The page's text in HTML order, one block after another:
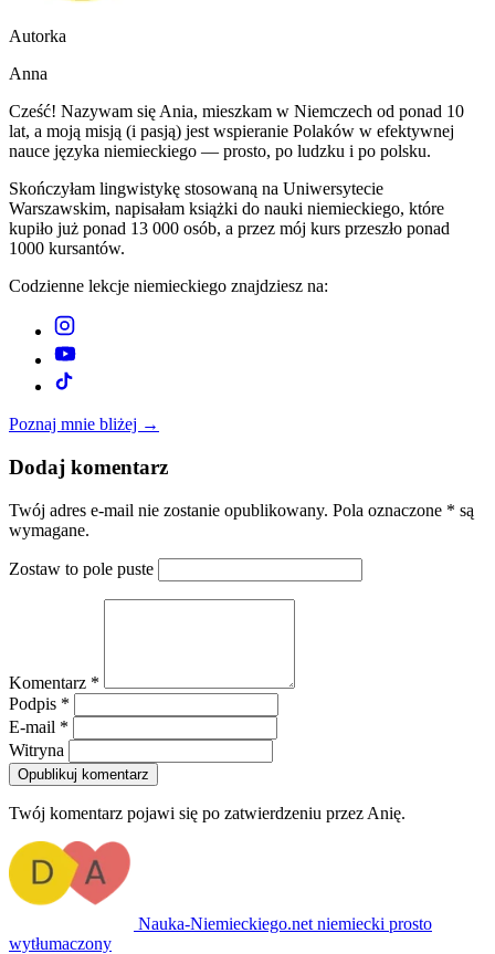
Autorka
Anna
Cześć! Nazywam się Ania, mieszkam w Niemczech od ponad 10
lat, a moją misją (i pasją) jest wspieranie Polaków w efektywnej
nauce języka niemieckiego — prosto, po ludzku i po polsku.
Skończyłam lingwistykę stosowaną na Uniwersytecie
Warszawskim, napisałam książki do nauki niemieckiego, które
kupiło już ponad 13 000 osób, a przez mój kurs przeszło ponad
1000 kursantów.
Codzienne lekcje niemieckiego znajdziesz na:
Poznaj mnie bliżej →
Dodaj komentarz
Twój adres e-mail nie zostanie opublikowany. Pola oznaczone * są
wymagane.
Zostaw to pole puste
Komentarz *
Podpis *
E-mail *
Witryna
Opublikuj komentarz
Twój komentarz pojawi się po zatwierdzeniu przez Anię.
Nauka-Niemieckiego.net niemiecki prosto
wytłumaczony